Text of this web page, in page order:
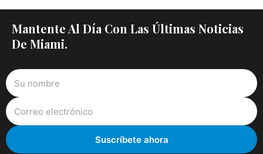
Mantente Al Día Con Las Últimas Noticias
De Miami.